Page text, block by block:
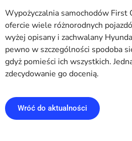
Wypożyczalnia samochodów First
ofercie wiele różnorodnych
wyżej opisany i zachwalany
pewno w szczególności spodoba
gdyż pomieści ich wszystkich.
zdecydowanie go docenią.
Wróć do aktualności